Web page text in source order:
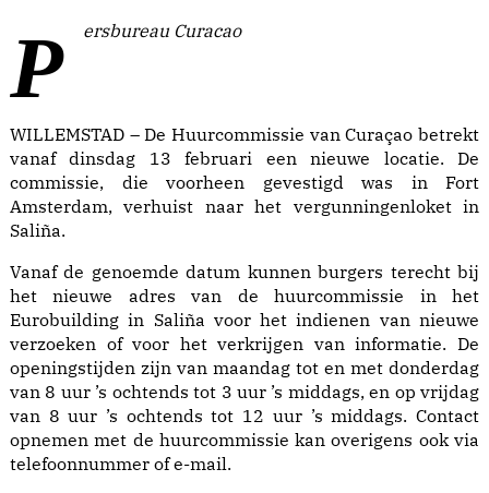
Persbureau Curacao
WILLEMSTAD – De Huurcommissie van Curaçao betrekt
vanaf dinsdag 13 februari een nieuwe locatie. De
commissie, die voorheen gevestigd was in Fort
Amsterdam, verhuist naar het vergunningenloket in
Saliña.
Vanaf de genoemde datum kunnen burgers terecht bij
het nieuwe adres van de huurcommissie in het
Eurobuilding in Saliña voor het indienen van nieuwe
verzoeken of voor het verkrijgen van informatie. De
openingstijden zijn van maandag tot en met donderdag
van 8 uur ’s ochtends tot 3 uur ’s middags, en op vrijdag
van 8 uur ’s ochtends tot 12 uur ’s middags. Contact
opnemen met de huurcommissie kan overigens ook via
telefoonnummer of e-mail.